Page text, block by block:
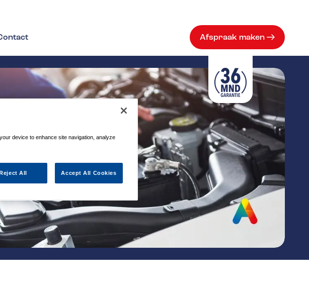
Afspraak maken
device to enhance site navigation, analyze
All Accept All Cookies